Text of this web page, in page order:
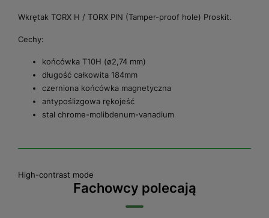
Wkrętak TORX H / TORX PIN (Tamper-proof hole) Proskit.
Cechy:
końcówka T10H (ø2,74 mm)
długość całkowita 184mm
czerniona końcówka magnetyczna
antypoślizgowa rękojeść
stal chrome-molibdenum-vanadium
High-contrast mode
Fachowcy polecają